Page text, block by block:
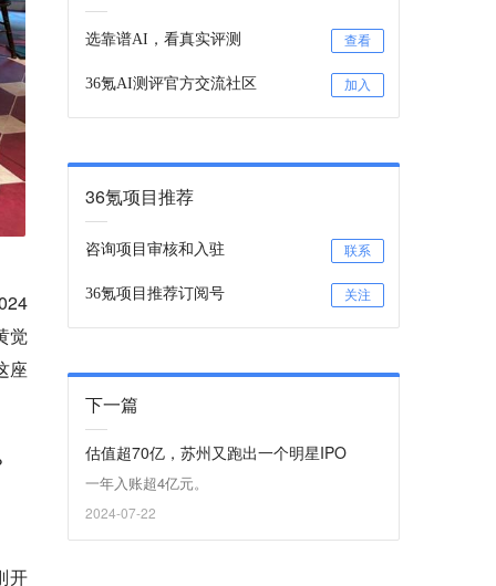
觉
座
开
选靠谱AI，看真实评测 查看
36氪AI测评官方交流社区 加入
36氪项目推荐
咨询项目审核和入驻 联系
36氪项目推荐订阅号 关注
下一篇
估值超70亿，苏州又跑出一个明星IPO
一年入账超4亿元。
2024-07-22